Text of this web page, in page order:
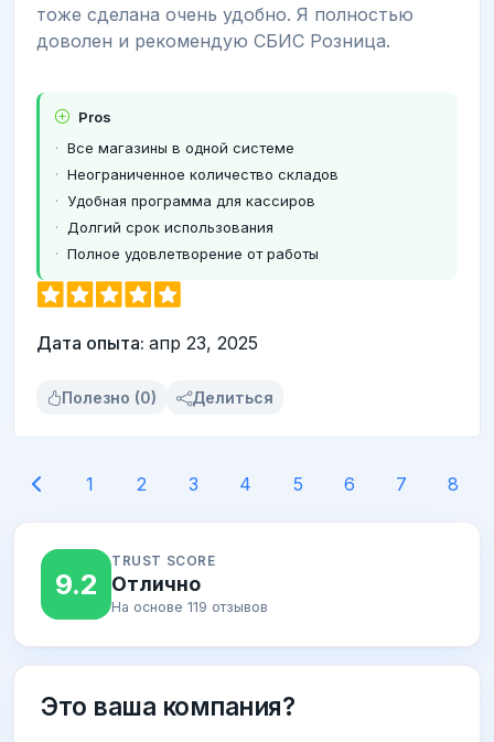
тоже сделана очень удобно. Я полностью
доволен и рекомендую СБИС Розница.
Pros
Все магазины в одной системе
Неограниченное количество складов
Удобная программа для кассиров
Долгий срок использования
Полное удовлетворение от работы
Дата опыта: апр 23, 2025
Полезно (0) Делиться
1 2 3 4 5 6 7 8
9.2
TRUST SCORE
Отлично
На основе 119 отзывов
Это ваша компания?